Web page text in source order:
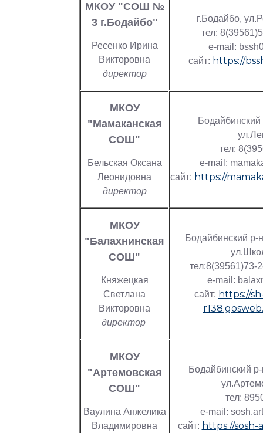
МКОУ "СОШ №
3 г.Бодайбо"
Ресенко Ирина
Викторовна
директор
г.Бодайбо,
тел:
e-mail:
сайт: https://
МКОУ
"Мамаканская
СОШ"
Бельская Оксана
Леонидовна
директор
тел:
e-mail:
сайт: https://
МКОУ
"Балахнинская
СОШ"
Княжецкая
Светлана
Викторовна
директор
Бодайбинский р-
тел:8(39561)73-
e-mail:
сайт: https://
МКОУ
"Артемовская
СОШ"
Ваулина Анжелика
Владимировна
Бодайбинский
тел:
e-mail:
сайт: https://